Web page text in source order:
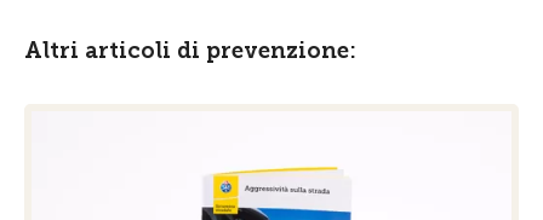
Altri articoli di prevenzione: